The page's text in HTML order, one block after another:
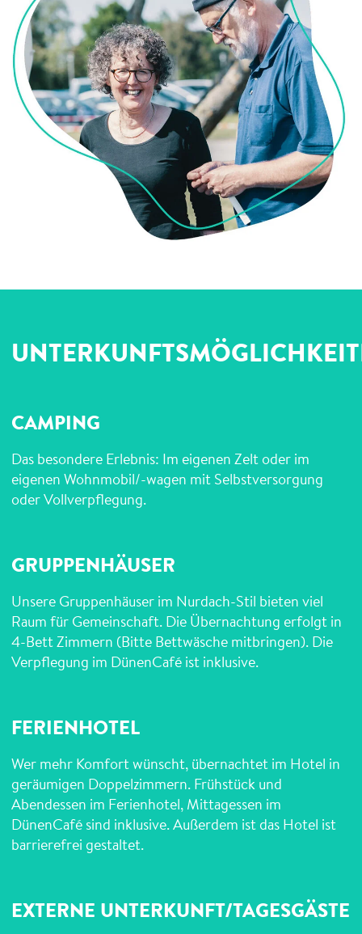
CAMPING
Das besondere Erlebnis: Im eigenen Zelt oder im
eigenen Wohnmobil/-wagen mit Selbstversorgung
oder Vollverpflegung.
GRUPPENHÄUSER
Unsere Gruppenhäuser im Nurdach-Stil bieten viel
Raum für Gemeinschaft. Die Übernachtung erfolgt in
4-Bett Zimmern (Bitte Bettwäsche mitbringen). Die
Verpflegung im DünenCafé ist inklusive.
FERIENHOTEL
Wer mehr Komfort wünscht, übernachtet im Hotel in
geräumigen Doppelzimmern. Frühstück und
Abendessen im Ferienhotel, Mittagessen im
DünenCafé sind inklusive. Außerdem ist das Hotel ist
barrierefrei gestaltet.
EXTERNE UNTERKUNFT/TAGESGÄSTE